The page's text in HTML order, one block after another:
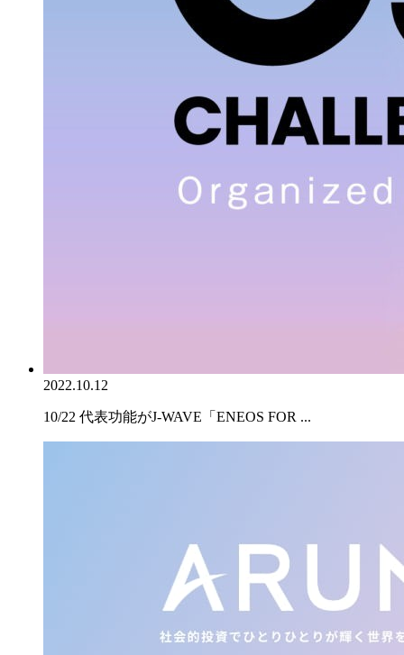
2022.10.12
10/22 代表功能がJ-WAVE「ENEOS FOR ...